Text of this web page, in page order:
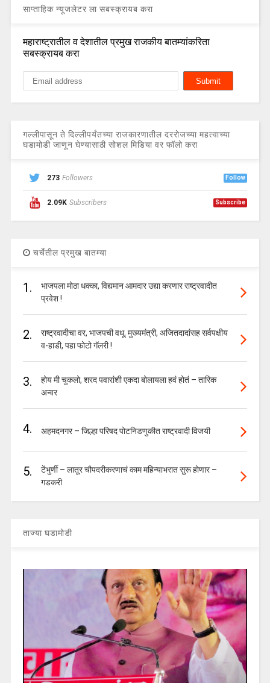
साप्ताहिक न्यूजलेटर ला सबस्क्रायब करा
महाराष्ट्रातील व देशातील प्रमुख राजकीय बातम्यांकरिता
सबस्क्रायब करा
गल्लीपासून ते दिल्लीपर्यंतच्या राजकारणातील दररोजच्या महत्वाच्या
घडामोडी जाणून घेण्यासाठी सोशल मिडिया वर फॉलो करा
273 Followers Follow
2.09K Subscribers Subscribe
चर्चेतील प्रमुख बातम्या
1.
भाजपला मोठा धक्का, विद्यमान आमदार उद्या करणार राष्ट्रवादीत
प्रवेश !
2.
राष्ट्रवादीचा वर, भाजपची वधू, मुख्यमंत्री, अजितदादांसह सर्वपक्षीय
व-हाडी, पहा फोटो गॅलरी !
3.
होय मी चुकलो, शरद पवारांशी एकदा बोलायला हवं होतं – तारिक
अन्वर
4. अहमदनगर – जिल्हा परिषद पोटनिडणुकीत राष्ट्रवादी विजयी
5.
टेंभुर्णी – लातूर चौपदरीकरणाचं काम महिन्याभरात सुरू होणार –
गडकरी
ताज्या घडामोडी